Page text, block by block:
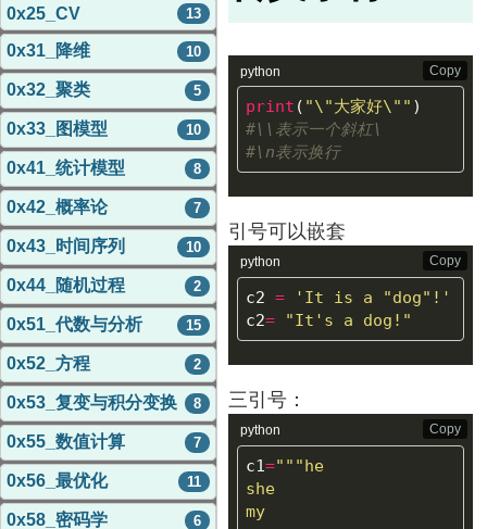
0x25_CV 13
0x31_降维 10
0x32_聚类 5
0x33_图模型 10
0x41_统计模型 8
0x42_概率论 7
0x43_时间序列 10
0x44_随机过程 2
0x51_代数与分析 15
0x52_方程 2
0x53_复变与积分变换 8
0x55_数值计算 7
0x56_最优化 11
0x58_密码学 6
print ( "\"大家好\" " )
#\\表示一个斜杠\
#\n表示换行
python Copy
引号可以嵌套
c2 =
'It is a "dog"!'
c2= "It's a dog!"
python Copy
三引号：
c1="""he
she
my
python Copy